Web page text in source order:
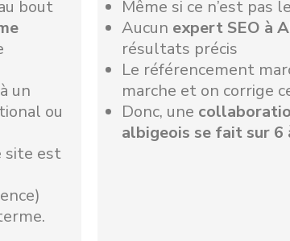
bout
un
ou
site est
Même si ce n’est pas
Aucun expert SEO à
résultats précis
Le référencement
marche et on corrige
Donc, une
albigeois se fait sur 6